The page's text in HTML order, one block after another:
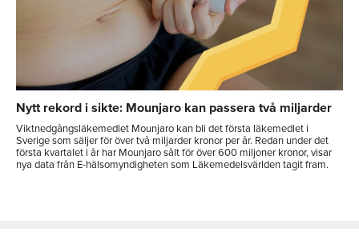
Nytt rekord i sikte: Mounjaro kan passera två miljarder
Viktnedgångsläkemedlet Mounjaro kan bli det första läkemedlet i
Sverige som säljer för över två miljarder kronor per år. Redan under det
första kvartalet i år har Mounjaro sålt för över 600 miljoner kronor, visar
nya data från E-hälsomyndigheten som Läkemedelsvärlden tagit fram.